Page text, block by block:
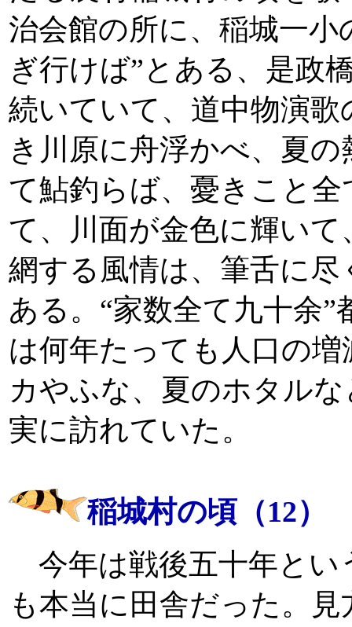
治会館の所に、稲城一
ぎ行けば”とある、是政
続いていて、道中物演
き川原に舟浮かべ、夏
て鮎釣らば、憂きこと
て、川面が金色に輝い
網する風情は、筆舌に
ある。“家数全て九十余
は何年たっても人口の
カやふな、夏のホタル
実に訪れていた。
稲城村の頃（12）
今年は戦後五十年とい
も本当に田舎だった。